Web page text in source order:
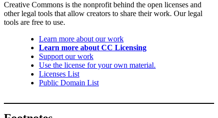
Creative Commons is the nonprofit behind the open licenses and
other legal tools that allow creators to share their work. Our legal
tools are free to use.
Learn more about our work
Learn more about CC Licensing
Support our work
Use the license for your own material.
Licenses List
Public Domain List